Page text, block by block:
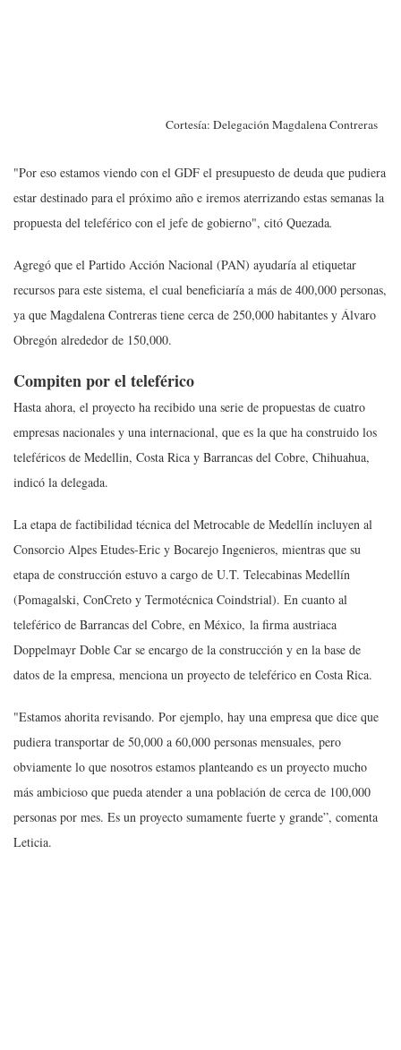
Cortesía: Delegación Magdalena Contreras
"Por eso estamos viendo con el GDF el presupuesto de deuda que pudiera
estar destinado para el próximo año e iremos aterrizando estas semanas la
propuesta del teleférico con el jefe de gobierno", citó Quezada.
Agregó que el Partido Acción Nacional (PAN) ayudaría al etiquetar
recursos para este sistema, el cual beneficiaría a más de 400,000 personas,
ya que Magdalena Contreras tiene cerca de 250,000 habitantes y Álvaro
Obregón alrededor de 150,000.
Compiten por el teleférico
Hasta ahora, el proyecto ha recibido una serie de propuestas de cuatro
empresas nacionales y una internacional, que es la que ha construido los
teleféricos de Medellin, Costa Rica y Barrancas del Cobre, Chihuahua,
indicó la delegada.
La etapa de factibilidad técnica del Metrocable de Medellín incluyen al
Consorcio Alpes Etudes-Eric y Bocarejo Ingenieros, mientras que su
etapa de construcción estuvo a cargo de U.T. Telecabinas Medellín
(Pomagalski, ConCreto y Termotécnica Coindstrial). En cuanto al
teleférico de Barrancas del Cobre, en México, la firma austriaca
Doppelmayr Doble Car se encargo de la construcción y en la base de
datos de la empresa, menciona un proyecto de teleférico en Costa Rica.
"Estamos ahorita revisando. Por ejemplo, hay una empresa que dice que
pudiera transportar de 50,000 a 60,000 personas mensuales, pero
obviamente lo que nosotros estamos planteando es un proyecto mucho
más ambicioso que pueda atender a una población de cerca de 100,000
personas por mes. Es un proyecto sumamente fuerte y grande”, comenta
Leticia.